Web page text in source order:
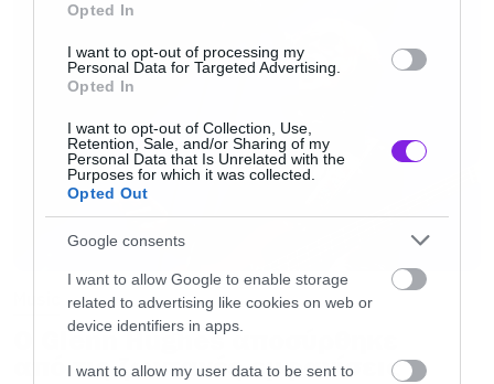
Opted In
I want to opt-out of processing my
Personal Data for Targeted Advertising.
Opted In
I want to opt-out of Collection, Use,
Retention, Sale, and/or Sharing of my
Personal Data that Is Unrelated with the
Purposes for which it was collected.
Opted Out
Google consents
I want to allow Google to enable storage
related to advertising like cookies on web or
device identifiers in apps.
I want to allow my user data to be sent to
Ο Glenn Hughes αποσύρθηκε
από τις ζωντανές εμφανίσεις